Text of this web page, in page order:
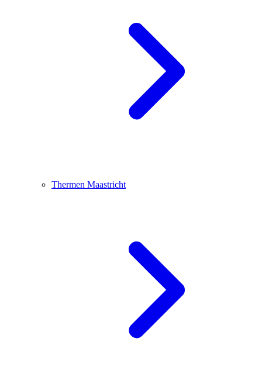
Thermen Maastricht